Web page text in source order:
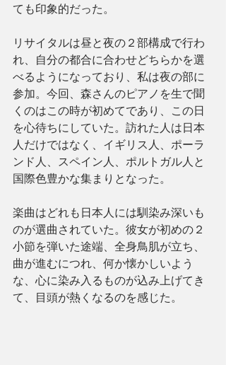
ても印象的だった。
リサイタルは昼と夜の２部構成で行わ
れ、自分の都合に合わせどちらかを選
べるようになっており、私は夜の部に
参加。今回、森さんのピアノを生で聞
くのはこの時が初めてであり、この日
を心待ちにしていた。訪れた人は日本
人だけではなく、イギリス人、ポーラ
ンド人、スペイン人、ポルトガル人と
国際色豊かな集まりとなった。
楽曲はどれも日本人には馴染み深いも
のが選曲されていた。彼女が初めの２
小節を弾いた途端、全身鳥肌が立ち、
曲が進むにつれ、何か懐かしいよう
な、心に染み入るものが込み上げてき
て、目頭が熱くなるのを感じた。